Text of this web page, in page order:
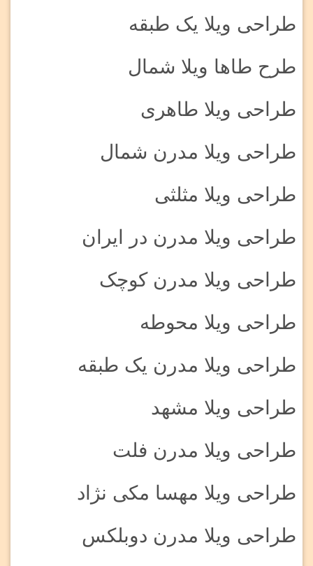
طراحی ویلا یک طبقه
طرح طاها ویلا شمال
طراحی ویلا طاهری
طراحی ویلا مدرن شمال
طراحی ویلا مثلثی
طراحی ویلا مدرن در ایران
طراحی ویلا مدرن کوچک
طراحی ویلا محوطه
طراحی ویلا مدرن یک طبقه
طراحی ویلا مشهد
طراحی ویلا مدرن فلت
طراحی ویلا مهسا مکی نژاد
طراحی ویلا مدرن دوبلکس